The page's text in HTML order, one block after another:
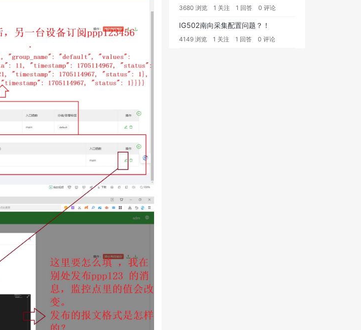
3680 浏览 1 关注 1 回答 0 评论
IG502南向采集配置问题？！
4149 浏览 1 关注 1 回答 0 评论